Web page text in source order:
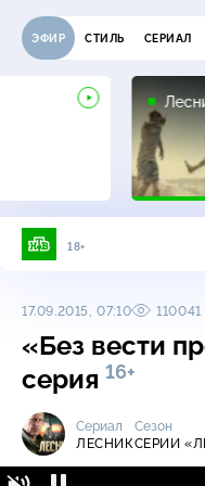
ЭФИР СТИЛЬ СЕРИАЛ
18+
17.09.2015, 07:10 110041
«Без вести
серия 16+
Сериал
ЛЕСНИК
Сезон
СЕРИИ